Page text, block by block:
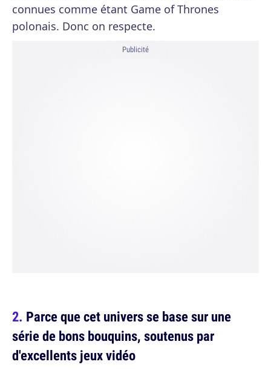
connues comme étant Game of Thrones
polonais. Donc on respecte.
Publicité
Parce que cet univers se base sur une
série de bons bouquins, soutenus par
d'excellents jeux vidéo